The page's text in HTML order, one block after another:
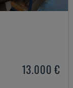
13.000 €